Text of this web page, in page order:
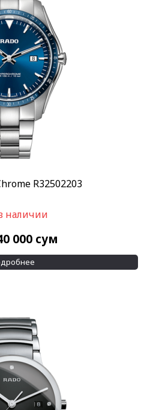
R32502203
наличии
000 сум